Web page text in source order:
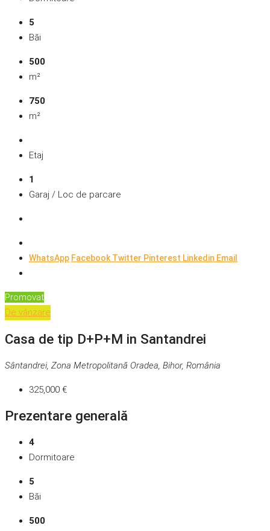
5
Băi
500
m²
750
m²
Etaj
1
Garaj / Loc de parcare
WhatsApp FacebookTwitter Pinterest Linkedin Email
Promovat
De vânzare
Casa de tip D+P+M in Santandrei
Sântandrei, Zona Metropolitană Oradea, Bihor, România
325,000 €
Prezentare generală
4
Dormitoare
5
Băi
500